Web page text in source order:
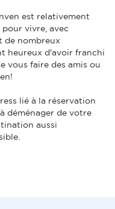
est relativement
vivre, avec
de nombreux
heureux d'avoir franchi
vous faire des amis ou
lié à la réservation
déménager de votre
aussi